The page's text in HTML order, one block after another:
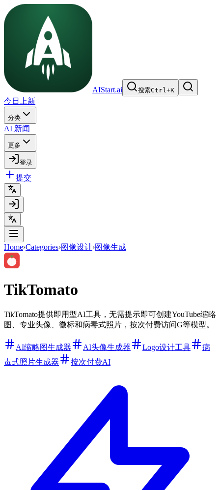
AIStart.ai 搜索Ctrl+K
今日上新
分类
AI 新闻
更多
登录
提交
Home›Categories›图像设计›图像生成
TikTomato
TikTomato提供即用型AI工具，无需提示即可创建YouTube缩略
图、专业头像、徽标和病毒式照片，按次付费访问G等模型。
AI缩略图生成器 AI头像生成器 Logo设计工具
病
毒式照片生成器
按次付费AI